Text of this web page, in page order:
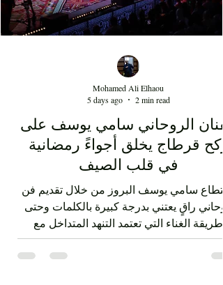
الروحاني سامي يوسف على
ركح قرطاج يخلق أجواءً رمضانية
في قلب الصيف
سامي يوسف البروز من خلال تقديم فن
راقٍ يعتني بدرجة كبيرة بالكلمات وحتى
Mohamed Ali Elhaou
5 days ago
2 min read